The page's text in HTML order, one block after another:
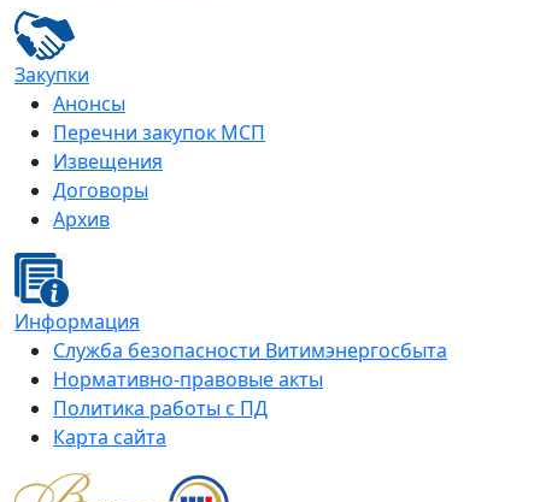
Закупки
Анонсы
Перечни закупок МСП
Извещения
Договоры
Архив
Информация
Служба безопасности Витимэнергосбыта
Нормативно-правовые акты
Политика работы с ПД
Карта сайта